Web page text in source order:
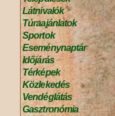
Látnivalók
Túraajánlatok
Sportok
Eseménynaptár
Időjárás
Térképek
Közlekedés
Vendéglátás
Gasztronómia